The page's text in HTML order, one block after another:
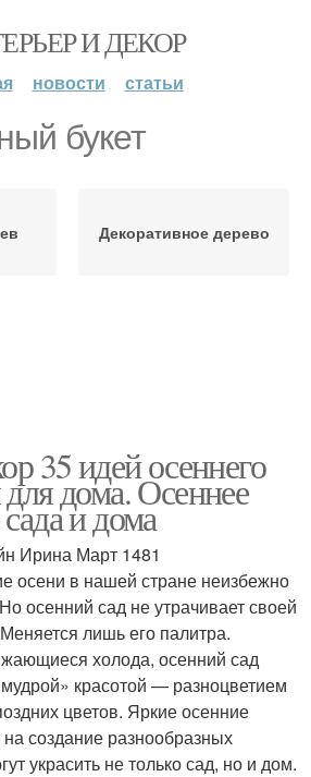
И ДЕКОР
новости статьи
букет
Декоративное дерево
35 идей осеннего
дома. Осеннее
и дома
Ирина Март 1481
осени в нашей стране неизбежно
осенний сад не утрачивает своей
лишь его палитра.
холода, осенний сад
красотой — разноцветием
цветов. Яркие осенние
создание разнообразных
украсить не только сад, но и дом.